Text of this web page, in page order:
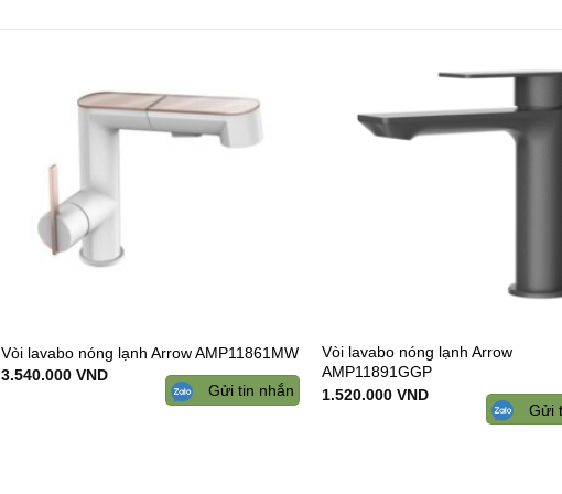
wishlist
Vòi lavabo nóng lạnh Arrow AMP11861MW
3.540.000VND
Gửi tin nhắn
Vòi lavabo nóng lạnh Arrow
AMP11891GGP
1.520.000VND
Gửi